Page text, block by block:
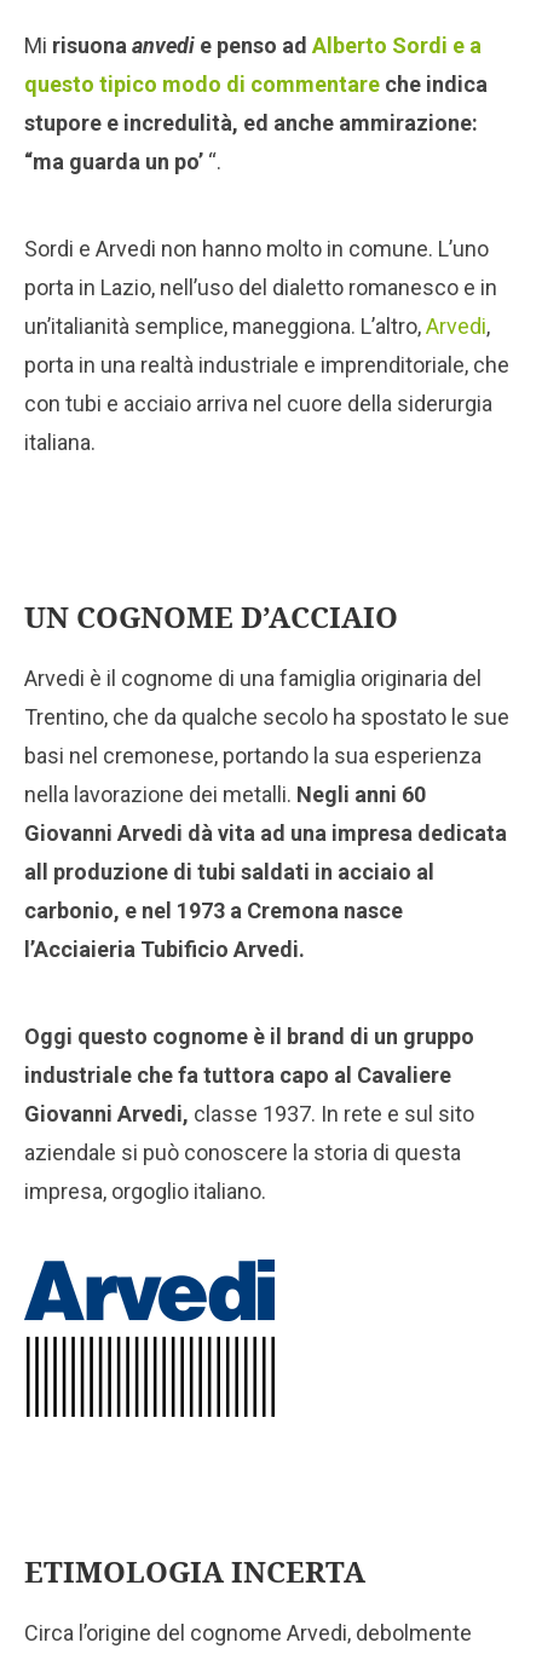
Mi risuona anvedi e penso ad Alberto Sordi e a
questo tipico modo di commentare che indica
stupore e incredulità, ed anche ammirazione:
“ma guarda un po’ “.
Sordi e Arvedi non hanno molto in comune. L’uno
porta in Lazio, nell’uso del dialetto romanesco e in
un’italianità semplice, maneggiona. L’altro,Arvedi,
porta in una realtà industriale e imprenditoriale, che
con tubi e acciaio arriva nel cuore della siderurgia
italiana.
UN COGNOME D’ACCIAIO
Arvedi è il cognome di una famiglia originaria del
Trentino, che da qualche secolo ha spostato le sue
basi nel cremonese, portando la sua esperienza
nella lavorazione dei metalli. Negli anni 60
Giovanni Arvedi dà vita ad una impresa dedicata
all produzione di tubi saldati in acciaio al
carbonio, e nel 1973 a Cremona nasce
l’Acciaieria Tubificio Arvedi.
Oggi questo cognome è il brand di un gruppo
industriale che fa tuttora capo al Cavaliere
Giovanni Arvedi, classe 1937. In rete e sul sito
aziendale si può conoscere la storia di questa
impresa, orgoglio italiano.
ETIMOLOGIA INCERTA
Circa l’origine del cognome Arvedi, debolmente